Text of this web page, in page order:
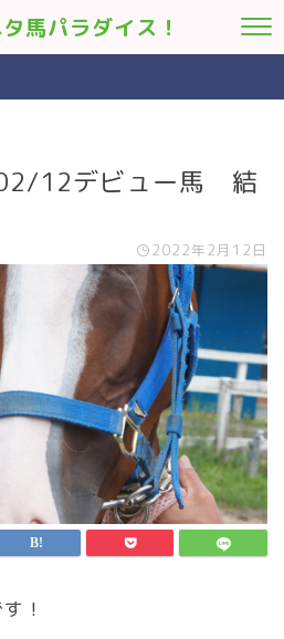
馬パラダイス！
12デビュー馬 結
2022年2月12日
！